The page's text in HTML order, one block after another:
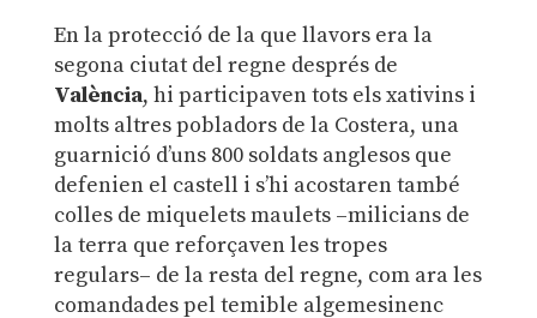
En la protecció de la que llavors era la
segona ciutat del regne després de
València, hi participaven tots els xativins i
molts altres pobladors de la Costera, una
guarnició d’uns 800 soldats anglesos que
defenien el castell i s’hi acostaren també
colles de miquelets maulets –milicians de
la terra que reforçaven les tropes
regulars– de la resta del regne, com ara les
comandades pel temible algemesinenc